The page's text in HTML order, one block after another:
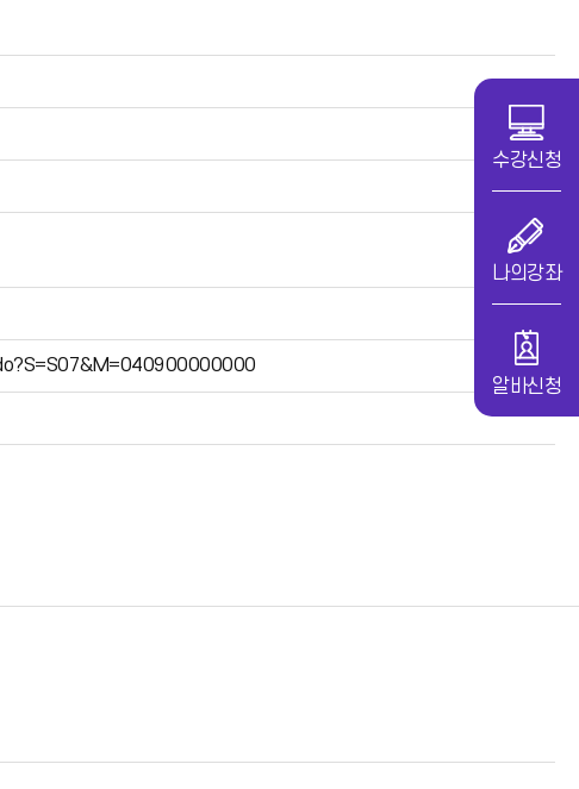
수강신청
나의강좌
알바신청